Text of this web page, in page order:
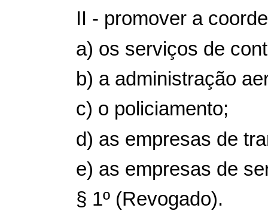
II - promover a
a) os serviços de
b) a administração
c) o policiamento;
d) as empresas de
e) as empresas de
§ 1º (Revogado).